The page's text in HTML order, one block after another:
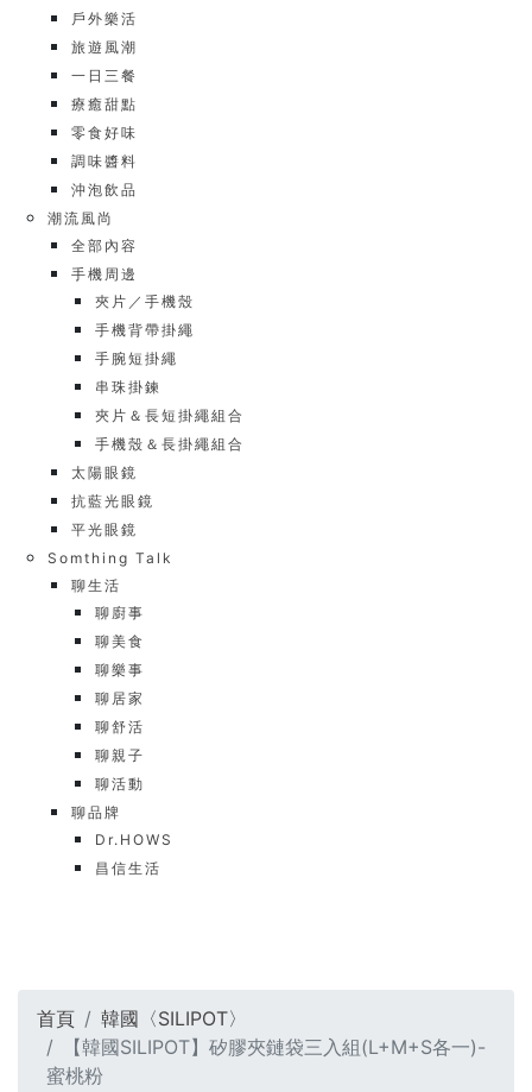
戶外樂活
旅遊風潮
一日三餐
療癒甜點
零食好味
調味醬料
沖泡飲品
潮流風尚
全部內容
手機周邊
夾片／手機殼
手機背帶掛繩
手腕短掛繩
串珠掛鍊
夾片＆長短掛繩組合
手機殼＆長掛繩組合
太陽眼鏡
抗藍光眼鏡
平光眼鏡
Somthing Talk
聊生活
聊廚事
聊美食
聊樂事
聊居家
聊舒活
聊親子
聊活動
聊品牌
Dr.HOWS
昌信生活
首頁
韓國〈SILIPOT〉
【韓國SILIPOT】矽膠夾鏈袋三入組(L+M+S各一)-
蜜桃粉